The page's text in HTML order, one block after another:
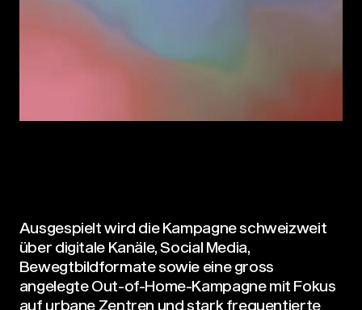
Ausgespielt wird die Kampagne schweizweit
über digitale Kanäle, Social Media,
Bewegtbildformate sowie eine gross
angelegte Out-of-Home-Kampagne mit Fokus
auf urbane Zentren und stark frequentierte